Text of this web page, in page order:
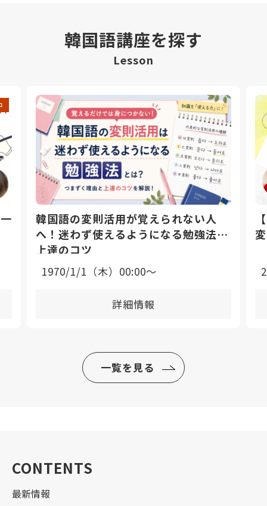
韓国語講座を探す
Lesson
韓国語の変則活用が覚えられない人
へ！迷わず使えるようになる勉強法と
上達のコツ
1970/1/1（木）00:00〜
詳細情報
一覧を見る
CONTENTS
最新情報